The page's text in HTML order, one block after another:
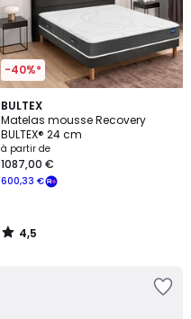
-40%*
BULTEX
Matelas mousse Recovery
BULTEX® 24 cm
à partir de
600,33 €
1087,00 €
4,5
/ 5
4,5
/